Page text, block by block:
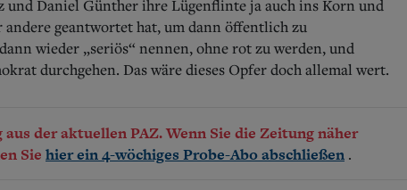
Daniel Günther ihre Lügenflinte ja auch ins Korn und
andere geantwortet hat, um dann öffentlich zu
wieder „seriös“ nennen, ohne rot zu werden, und
durchgehen. Das wäre dieses Opfer doch allemal wert.
der aktuellen PAZ. Wenn Sie die Zeitung näher
Sie hier ein 4-wöchiges Probe-Abo abschließen .